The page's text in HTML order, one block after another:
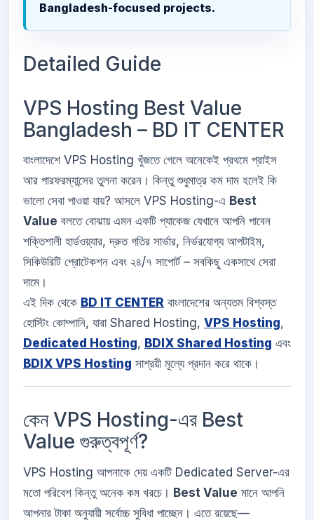
Bangladesh-focused projects.
Detailed Guide
VPS Hosting Best Value
Bangladesh – BD IT CENTER
বাংলাদেশে VPS Hosting খুঁজতে গেলে অনেকেই প্রথমে প্রাইস
আর পারফরম্যান্সের তুলনা করেন। কিন্তু শুধুমাত্র কম দাম হলেই কি
ভালো সেবা পাওয়া যায়? আসলে VPS Hosting-এ Best
Value বলতে বোঝায় এমন একটি প্যাকেজ যেখানে আপনি পাবেন
শক্তিশালী হার্ডওয়্যার, দ্রুত গতির সার্ভার, নির্ভরযোগ্য আপটাইম,
সিকিউরিটি প্রোটেকশন এবং ২৪/৭ সাপোর্ট – সবকিছু একসাথে সেরা
দামে।
এই দিক থেকে BD IT CENTER বাংলাদেশের অন্যতম বিশ্বস্ত
হোস্টিং কোম্পানি, যারা Shared Hosting, VPS Hosting,
Dedicated Hosting, BDIX Shared Hosting এবং
BDIX VPS Hosting সাশ্রয়ী মূল্যে প্রদান করে থাকে।
কেন VPS Hosting-এর Best
Value গুরুত্বপূর্ণ?
VPS Hosting আপনাকে দেয় একটি Dedicated Server-এর
মতো পরিবেশ কিন্তু অনেক কম খরচে। Best Value মানে আপনি
আপনার টাকা অনুযায়ী সর্বোচ্চ সুবিধা পাচ্ছেন। এতে রয়েছে—